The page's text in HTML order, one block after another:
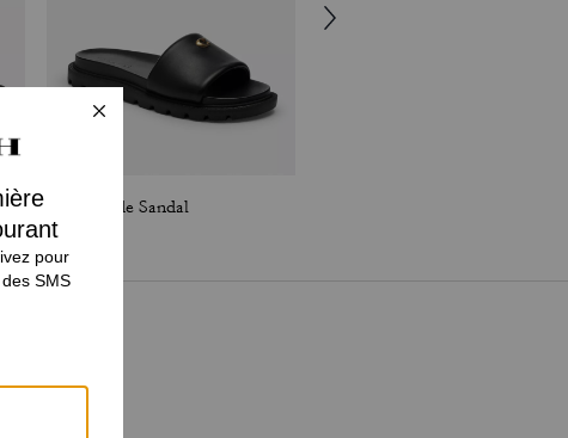
Brynn Slide Sandal